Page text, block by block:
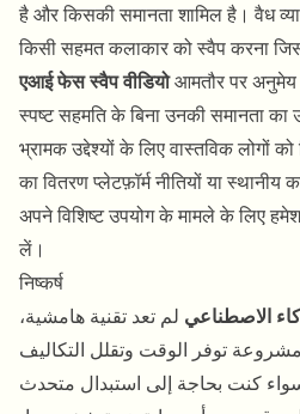
है और किसकी समानता शामिल है। वैध
किसी सहमत कलाकार को स्वैप करना
एआई फेस स्वैप वीडियोआमतौर पर अनुमेय
स्पष्ट सहमति के बिना उनकी समानता का
भ्रामक उद्देश्यों के लिए वास्तविक लोगों
का वितरण प्लेटफ़ॉर्म नीतियों या
अपने विशिष्ट उपयोग के मामले के लिए
लें।
निष्कर्ष
الاصطناعي لم تعد تقنية هامشية،
توفر الوقت وتقلل التكاليف
سواء كنت بحاجة إلى استبدال متحدث